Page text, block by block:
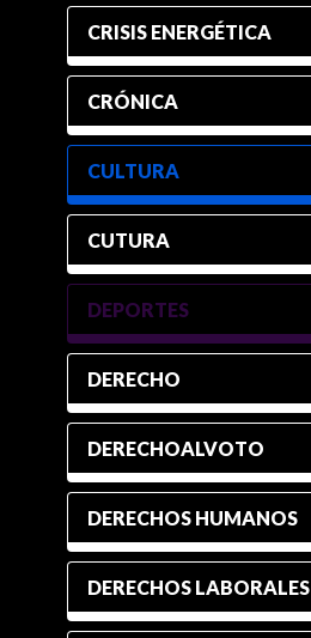
CRISIS ENERGÉTICA
CRÓNICA
CULTURA
CUTURA
DEPORTES
DERECHO
DERECHOALVOTO
DERECHOS HUMANOS
DERECHOS LABORALES